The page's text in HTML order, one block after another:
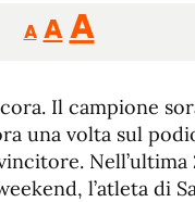
A
Reducir
tamaño
A
tamaño
de
fuente
A
de
Il campione
una volta sul
Nell’ultima
l’atleta di